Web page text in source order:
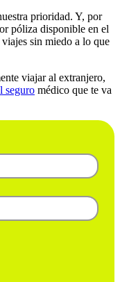
prioridad. Y, por
póliza disponible en el
sin miedo a lo que
viajar al extranjero,
seguro médico que te va